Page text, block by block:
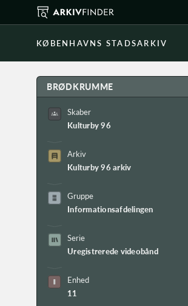
KØBENHAVNS STADSARKIV
BRØDKRUMME
Skaber
Kulturby 96
Arkiv
Kulturby 96 arkiv
Gruppe
Informationsafdelingen
Serie
Uregistrerede videobånd
Enhed
11